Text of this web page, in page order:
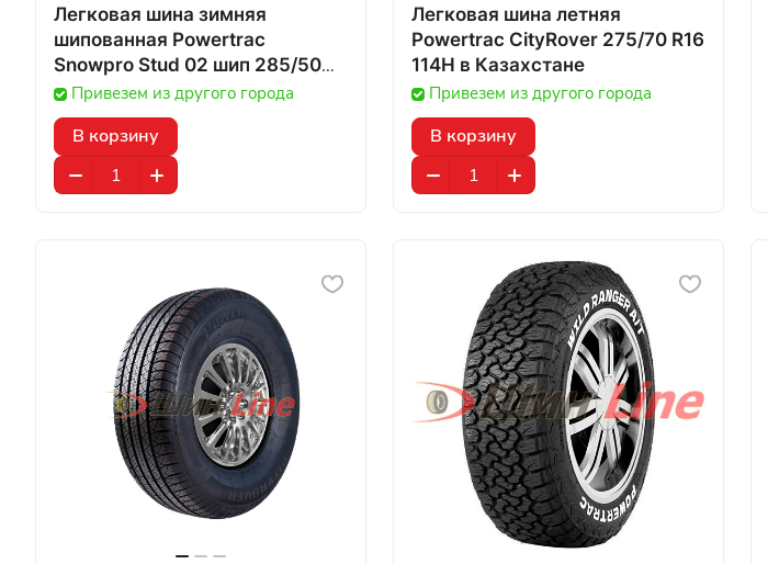
Легковая шина зимняя
шипованная Powertrac
Snowpro Stud 02 шип 285/50
R20 112T в Казахстане
Привезем из другого города
В корзину
Легковая шина летняя
Powertrac CityRover 275/70 R16
114H в Казахстане
Привезем из другого города
В корзину